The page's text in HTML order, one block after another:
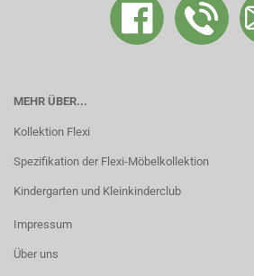
MEHR ÜBER...
Kollektion Flexi
Spezifikation der Flexi-Möbelkollektion
Kindergarten und Kleinkinderclub
Impressum
Über uns